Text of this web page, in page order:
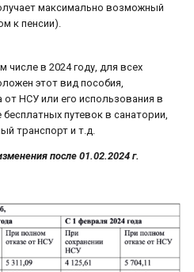
максимально возможный
к пенсии).
в 2024 году, для всех
этот вид пособия,
НСУ или его использования в
путевок в санатории,
транспорт и т.д.
после 01.02.2024 г.